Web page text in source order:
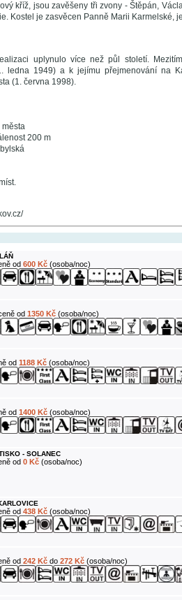
kříž, jsou zavěšeny tři zvony - Štěpán,
Kostel je zasvěcen Panně Marii Karmelské,
uplynulo více než půl století.
ledna 1949) a k jejímu přejmenování na
(1. června 1998).
200 m
od 600 Kč(osoba/noc)
od 1350 Kč(osoba/noc)
od 1188 Kč(osoba/noc)
od 1400 Kč(osoba/noc)
- SOLANEC
od 0 Kč(osoba/noc)
od 438 Kč(osoba/noc)
od 242 Kčdo 272 Kč(osoba/noc)